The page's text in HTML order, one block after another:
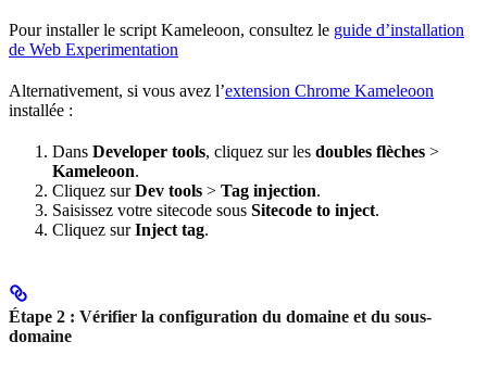
Pour installer le script Kameleoon, consultez le guide d’installation
de Web Experimentation
Alternativement, si vous avez l’extension Chrome Kameleoon
installée :
Dans Developer tools, cliquez sur les doubles flèches >
Kameleoon.
Cliquez surDev tools > Tag injection.
Saisissez votre sitecode sous Sitecode to inject.
Cliquez surInject tag.
Étape 2 : Vérifier la configuration du domaine et du sous-
domaine